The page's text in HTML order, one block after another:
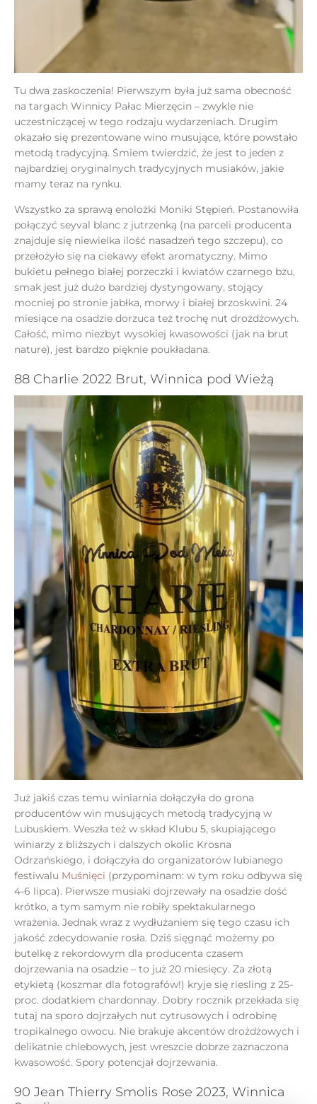
Tu dwa zaskoczenia! Pierwszym była już sama obecność
na targach Winnicy Pałac Mierzęcin – zwykle nie
uczestniczącej w tego rodzaju wydarzeniach. Drugim
okazało się prezentowane wino musujące, które powstało
metodą tradycyjną. Śmiem twierdzić, że jest to jeden z
najbardziej oryginalnych tradycyjnych musiaków, jakie
mamy teraz na rynku.
Wszystko za sprawą enolożki Moniki Stępień. Postanowiła
połączyć seyval blanc z jutrzenką (na parceli producenta
znajduje się niewielka ilość nasadzeń tego szczepu), co
przełożyło się na ciekawy efekt aromatyczny. Mimo
bukietu pełnego białej porzeczki i kwiatów czarnego bzu,
smak jest już dużo bardziej dystyngowany, stojący
mocniej po stronie jabłka, morwy i białej brzoskwini. 24
miesiące na osadzie dorzuca też trochę nut drożdżowych.
Całość, mimo niezbyt wysokiej kwasowości (jak na brut
nature), jest bardzo pięknie poukładana.
88 Charlie 2022 Brut, Winnica pod Wieżą
Już jakiś czas temu winiarnia dołączyła do grona
producentów win musujących metodą tradycyjną w
Lubuskiem. Weszła też w skład Klubu 5, skupiającego
winiarzy z bliższych i dalszych okolic Krosna
Odrzańskiego, i dołączyła do organizatorów lubianego
festiwalu Muśnięci (przypominam: w tym roku odbywa się
4-6 lipca). Pierwsze musiaki dojrzewały na osadzie dość
krótko, a tym samym nie robiły spektakularnego
wrażenia. Jednak wraz z wydłużaniem się tego czasu ich
jakość zdecydowanie rosła. Dziś sięgnąć możemy po
butelkę z rekordowym dla producenta czasem
dojrzewania na osadzie – to już 20 miesięcy. Za złotą
etykietą (koszmar dla fotografów!) kryje się riesling z 25-
proc. dodatkiem chardonnay. Dobry rocznik przekłada się
tutaj na sporo dojrzałych nut cytrusowych i odrobinę
tropikalnego owocu. Nie brakuje akcentów drożdżowych i
delikatnie chlebowych, jest wreszcie dobrze zaznaczona
kwasowość. Spory potencjał dojrzewania.
90 Jean Thierry Smolis Rose 2023, Winnica